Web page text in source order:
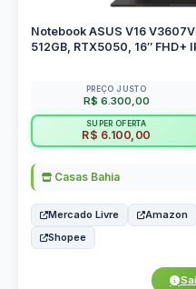
Notebook ASUS V16
512GB, RTX5050, 16″ FHD+
PREÇO JUSTO
R$ 6.300,00
SUPER OFERTA
R$ 6.100,00
Casas Bahia
Mercado Livre Amazon
Shopee